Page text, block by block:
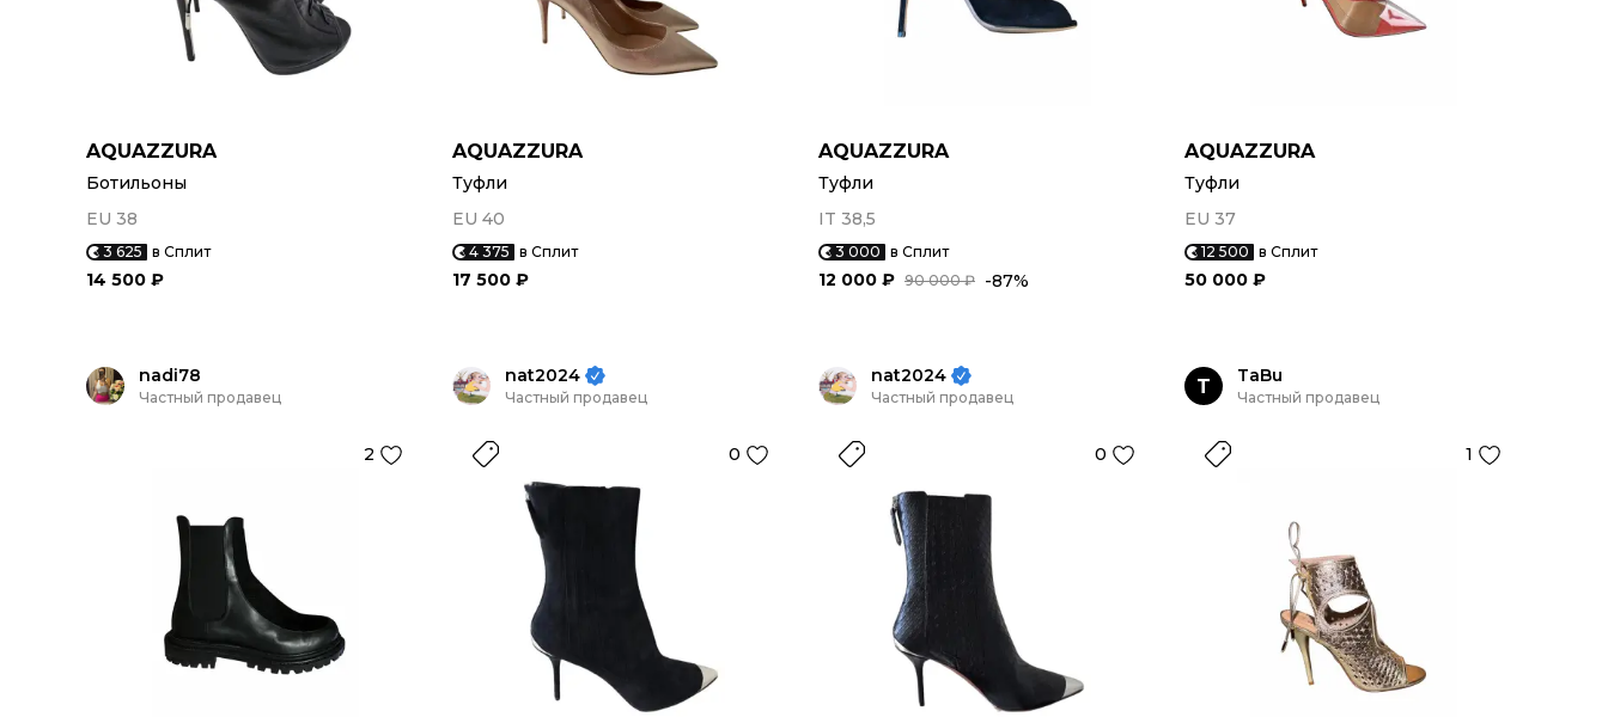
AQUAZZURA
Ботильоны
EU 38
3 625 в Сплит
14 500 ₽
AQUAZZURA
Туфли
EU 40
4 375 в Сплит
17 500 ₽
AQUAZZURA
Туфли
IT 38,5
3 000 в Сплит
90 000 ₽
12 000 ₽ -87%
AQUAZZURA
Туфли
EU 37
12 500 в Сплит
50 000 ₽
nadi78
Частный продавец
2
nat2024
Частный продавец
0
nat2024
Частный продавец
0
T TaBu
Частный продавец
1